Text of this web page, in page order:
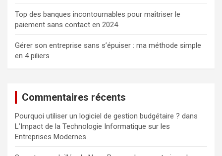
Top des banques incontournables pour maîtriser le
paiement sans contact en 2024
Gérer son entreprise sans s’épuiser : ma méthode simple
en 4 piliers
Commentaires récents
Pourquoi utiliser un logiciel de gestion budgétaire ? dans
L’Impact de la Technologie Informatique sur les
Entreprises Modernes